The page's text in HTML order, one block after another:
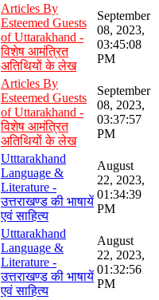
Articles By
Esteemed Guests
of Uttarakhand -
विशेष आमंत्रित
अतिथियों के लेख
September
08, 2023,
03:45:08
PM
Articles By
Esteemed Guests
of Uttarakhand -
विशेष आमंत्रित
अतिथियों के लेख
September
08, 2023,
03:37:57
PM
Utttarakhand
Language &
Literature -
उत्तराखण्ड की भाषायें
एवं साहित्य
August
22, 2023,
01:34:39
PM
Utttarakhand
Language &
Literature -
उत्तराखण्ड की भाषायें
एवं साहित्य
August
22, 2023,
01:32:56
PM